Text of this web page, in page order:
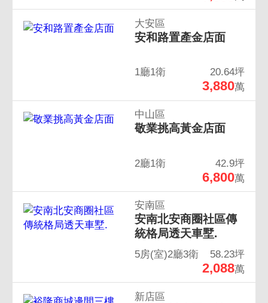
大安區
安和路置產金店面
1廳1衛 20.64坪
3,880萬
中山區
敬業挑高黃金店面
2廳1衛 42.9坪
6,800萬
安南區
安南北安商圈社區傳
統格局透天車墅.
5房(室)2廳3衛 58.23坪
2,088萬
新店區